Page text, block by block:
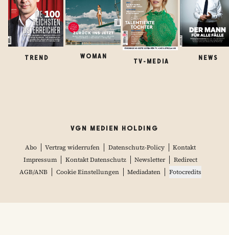
TREND WOMAN
TV-MEDIA
NEWS
VGN MEDIEN HOLDING
Abo Vertrag widerrufen Datenschutz-Policy
Kontakt
Impressum
Kontakt Datenschutz Newsletter
Redirect
AGB/ANB
Cookie Einstellungen Mediadaten Fotocredits